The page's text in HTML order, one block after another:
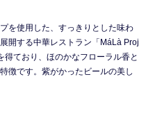
を使用した、すっきりとした味わ
開する中華レストラン「MáLà Proj
ており、ほのかなフローラル香と
徴です。紫がかったビールの美し